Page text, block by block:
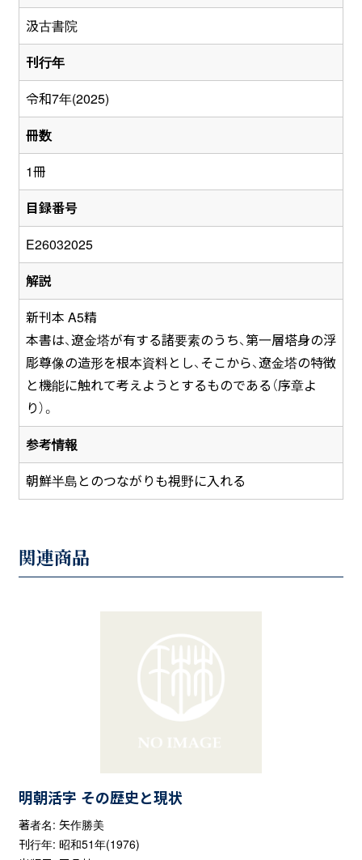
汲古書院
刊行年
令和7年(2025)
冊数
1冊
目録番号
E26032025
解説
新刊本 A5精
本書は、遼金塔が有する諸要素のうち、第一層塔身の浮
彫尊像の造形を根本資料とし、そこから、遼金塔の特徴
と機能に触れて考えようとするものである（序章よ
り）。
参考情報
朝鮮半島とのつながりも視野に入れる
関連商品
明朝活字 その歴史と現状
著者名: 矢作勝美
刊行年: 昭和51年(1976)